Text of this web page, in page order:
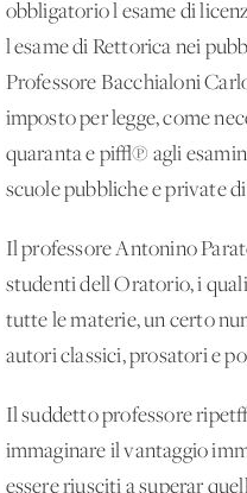
obbligatorio l'esame di
l'esame di Rettorica nei
Professore Bacchialoni
imposto per legge, come
quaranta e pi√π agli
scuole pubbliche e private
Il professore Antonino
studenti dell'Oratorio, i
tutte le materie, un certo
autori classici, prosatori e
Il suddetto professore
immaginare il vantaggio
essere riusciti a superar